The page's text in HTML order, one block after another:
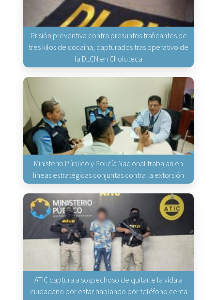
Prisión preventiva contra presuntos traficantes de
tres kilos de cocaína, capturados tras operativo de
la DLCN en Choluteca
Ministerio Público y Policía Nacional trabajan en
líneas estratégicas conjuntas contra la extorsión
ATIC captura a sospechoso de quitarle la vida a
ciudadano por estar hablando por teléfono cerca